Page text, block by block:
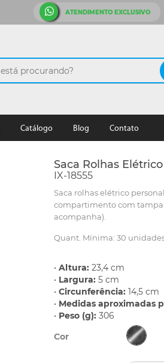
ATENDIMENTO EXCLUSIVO
Catálogo Blog Contato
Saca Rolhas
IX-18555
Saca rolhas elétrico
compartimento com tampa
acompanha).
Quant. Mínima: 30
• Altura: 23,4 cm
• Largura: 5 cm
• Circunferência: 14,5 cm
• Medidas aproximadas
• Peso (g): 306
Cor